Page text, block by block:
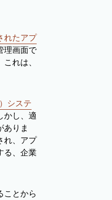
れたアプ
理画面で
れは、
システ
かし、適
ありま
れ、アプ
る、企業
ことから